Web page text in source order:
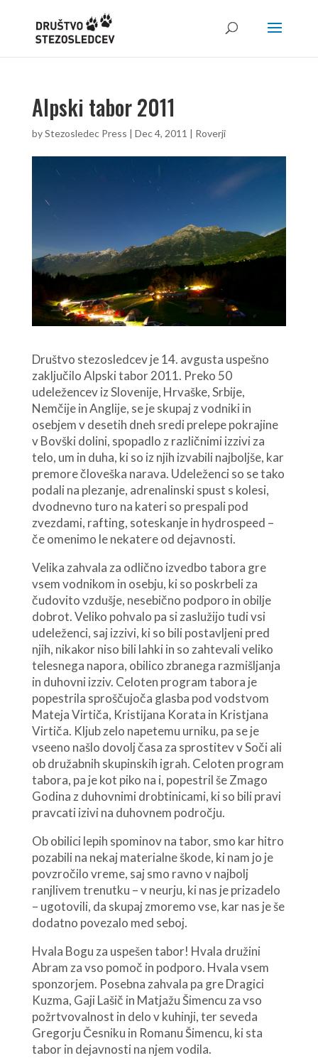
Alpski tabor 2011
byStezosledec Press | Dec 4, 2011 | Roverji
Društvo stezosledcev je 14. avgusta uspešno
zaključilo Alpski tabor 2011. Preko 50
udeležencev iz Slovenije, Hrvaške, Srbije,
Nemčije in Anglije, se je skupaj z vodniki in
osebjem v desetih dneh sredi prelepe pokrajine
v Bovški dolini, spopadlo z različnimi izzivi za
telo, um in duha, ki so iz njih izvabili najboljše, kar
premore človeška narava. Udeleženci so se tako
podali na plezanje, adrenalinski spust s kolesi,
dvodnevno turo na kateri so prespali pod
zvezdami, rafting, soteskanje in hydrospeed –
če omenimo le nekatere od dejavnosti.
Velika zahvala za odlično izvedbo tabora gre
vsem vodnikom in osebju, ki so poskrbeli za
čudovito vzdušje, nesebično podporo in obilje
dobrot. Veliko pohvalo pa si zaslužijo tudi vsi
udeleženci, saj izzivi, ki so bili postavljeni pred
njih, nikakor niso bili lahki in so zahtevali veliko
telesnega napora, obilico zbranega razmišljanja
in duhovni izziv. Celoten program tabora je
popestrila sproščujoča glasba pod vodstvom
Mateja Virtiča, Kristijana Korata in Kristjana
Virtiča. Kljub zelo napetemu urniku, pa se je
vseeno našlo dovolj časa za sprostitev v Soči ali
ob družabnih skupinskih igrah. Celoten program
tabora, pa je kot piko na i, popestril še Zmago
Godina z duhovnimi drobtinicami, ki so bili pravi
pravcati izivi na duhovnem področju.
Ob obilici lepih spominov na tabor, smo kar hitro
pozabili na nekaj materialne škode, ki nam jo je
povzročilo vreme, saj smo ravno v najbolj
ranjlivem trenutku – v neurju, ki nas je prizadelo
– ugotovili, da skupaj zmoremo vse, kar nas je še
dodatno povezalo med seboj.
Hvala Bogu za uspešen tabor! Hvala družini
Abram za vso pomoč in podporo. Hvala vsem
sponzorjem. Posebna zahvala pa gre Dragici
Kuzma, Gaji Lašič in Matjažu Šimencu za vso
požrtvovalnost in delo v kuhinji, ter seveda
Gregorju Česniku in Romanu Šimencu, ki sta
tabor in dejavnosti na njem vodila.